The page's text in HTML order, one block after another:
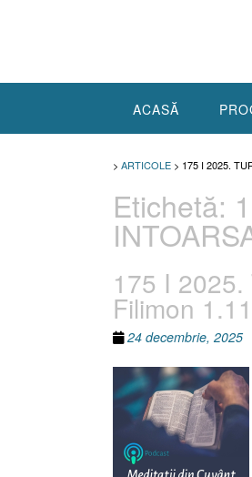
ACASĂ
> ARTICOLE > 175 I 2025.
Etichetă:
175 I 2025.
Filimon
24 decembrie, 2025